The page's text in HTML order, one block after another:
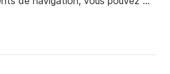
un compas de relèvement,
de navigation, un indicateur de